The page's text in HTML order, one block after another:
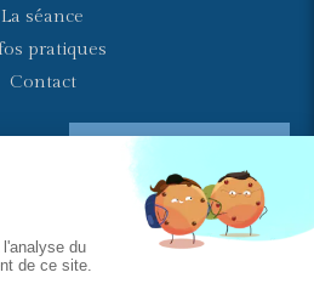
La séance
pratiques
Contact
du site
légales